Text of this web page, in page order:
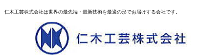
仁木工芸株式会社は世界の最先端・最新技術を最適の形でお届けする会社です。